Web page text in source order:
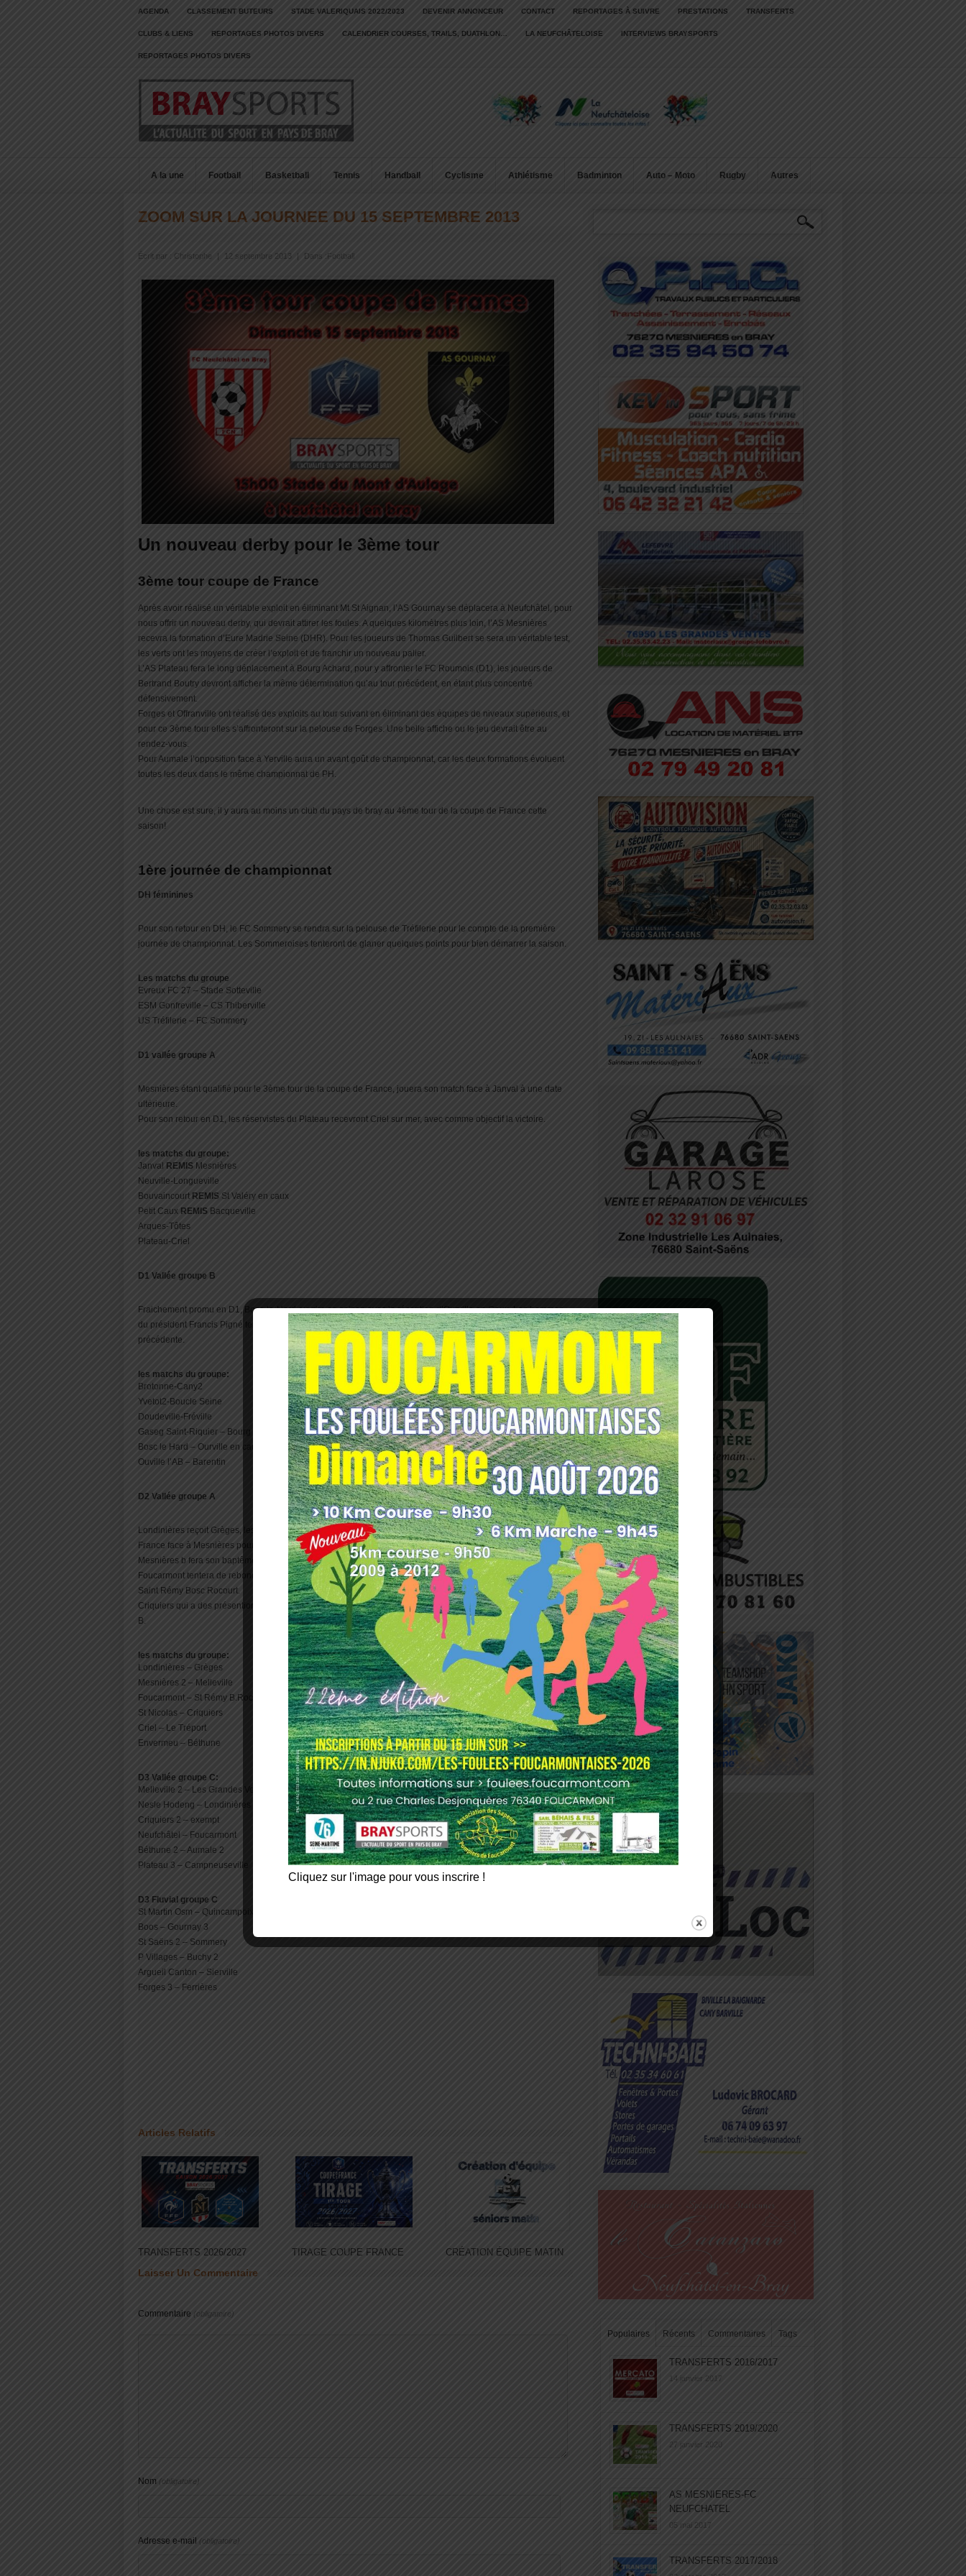
AGENDA CLASSEMENT BUTEURS STADE VALERIQUAIS 2022/2023 DEVENIR ANNONCEUR CONTACT REPORTAGES À SUIVRE PRESTATIONS TRANSFERTS
CLUBS & LIENS REPORTAGES PHOTOS DIVERS CALENDRIER COURSES, TRAILS, DUATHLON… LA NEUFCHÂTELOISE INTERVIEWS BRAYSPORTS
REPORTAGES PHOTOS DIVERS
A la une Football Basketball Tennis Handball Cyclisme Athlétisme Badminton Auto – Moto Rugby Autres
ZOOM SUR LA JOURNEE DU 15 SEPTEMBRE 2013
Écrit par : Christophe 12 septembre 2013 Dans : Football
Un nouveau derby pour le 3ème tour
3ème tour coupe de France
Après avoir réalisé un véritable exploit en éliminant Mt St Aignan, l’AS Gournay se déplacera à Neufchâtel, pour
nous offrir un nouveau derby, qui devrait attirer les foules. A quelques kilomètres plus loin, l’AS Mesnières
recevra la formation d’Eure Madrie Seine (DHR). Pour les joueurs de Thomas Guilbert se sera un véritable test,
les verts ont les moyens de créer l’exploit et de franchir un nouveau palier.
L’AS Plateau fera le long déplacement à Bourg Achard, pour y affronter le FC Roumois (D1), les joueurs de
Bertrand Boutry devront afficher la même détermination qu’au tour précédent, en étant plus concentré
défensivement.
Forges et Offranville ont réalisé des exploits au tour suivant en éliminant des équipes de niveaux supérieurs, et
pour ce 3ème tour elles s’affronteront sur la pelouse de Forges. Une belle affiche ou le jeu devrait être au
rendez-vous.
Pour Aumale l’opposition face à Yerville aura un avant goût de championnat, car les deux formations évoluent
toutes les deux dans le même championnat de PH.
Une chose est sure, il y aura au moins un club du pays de bray au 4ème tour de la coupe de France cette
saison!
1ère journée de championnat
DH féminines
Pour son retour en DH, le FC Sommery se rendra sur la pelouse de Tréfilerie pour le compte de la première
journée de championnat. Les Sommeroises tenteront de glaner quelques points pour bien démarrer la saison.
Les matchs du groupe
Evreux FC 27 – Stade Sotteville
ESM Gonfreville – CS Thiberville
US Tréfilerie – FC Sommery
D1 vallée groupe A
Mesnières étant qualifié pour le 3ème tour de la coupe de France, jouera son match face à Janval à une date
ultérieure.
Pour son retour en D1, les réservistes du Plateau recevront Criel sur mer, avec comme objectif la victoire.
les matchs du groupe:
Janval
REMIS Mesnières
Neuville-Longueville
Bouvaincourt REMIS St Valéry en caux
Petit Caux REMIS Bacqueville
Arques-Tôtes
Plateau-Criel
D1 Vallée groupe B
Fraichement promu en D1, Bosc-le-Hard ouvrira sa saison avec la réception d’Ourville en Caux. Les hommes
du président Francis Pigné tenteront reprendre la nouvelle saison de la même manière qu’ils ont terminé la
précédente.
les matchs du groupe:
Brotonne-Cany2
Yvetot2-Boucle Seine
Doudeville-Fréville
Gaseg Saint-Riquier – Bourg Dun
Bosc le Hard – Ourville en caux
Ouville l’AB – Barentin
D2 Vallée groupe A
Londinières reçoit Grèges, les joueurs de l’USL devront s’appuyer sur la prestation donnée en coupe de
France face à Mesnières pour battre une solide formation du groupe.
Mesnières b fera son baptême du feu à domicile face à Melleville.
Foucarmont tentera de rebondir après l’élimination logique en coupe de France face au Plateau en recevant
Saint Rémy Bosc Rocourt.
Criquiers qui a des présentions dans ce championnat ira livrer un véritable test sur la pelouse de Saint-Nicolas
B.
les matchs du groupe:
Londinières – Grèges
Mesnières 2 – Melleville
Foucarmont – St Rémy B.Roc
St Nicolas – Criquiers
Criel – Le Tréport
Envermeu – Béthune
D3 Vallée groupe C:
Melleville 2 – Les Grandes Ventes
Nesle Hodeng – Londinières 2
Criquiers 2 – exempt
Neufchâtel – Foucarmont
Béthune 2 – Aumale 2
Plateau 3 – Campneuseville
D3 Fluvial groupe C
St Martin Osm – Quincampoix
Boos – Gournay 3
St Saëns 2 – Sommery
P Villages – Buchy 2
Argueil Canton – Sierville
Forges 3 – Ferrières
Articles Relatifs
TRANSFERTS 2026/2027 TIRAGE COUPE FRANCE CRÉATION ÉQUIPE MATIN
Laisser Un Commentaire
Commentaire (obligatoire)
Nom (obligatoire)
Adresse e-mail (obligatoire)
Populaires Récents Commentaires Tags
TRANSFERTS 2016/2017
14 janvier 2017
TRANSFERTS 2019/2020
27 janvier 2020
AS MESNIERES-FC
NEUFCHATEL
05 mai 2017
TRANSFERTS 2017/2018
Cliquez sur l'image pour vous inscrire !